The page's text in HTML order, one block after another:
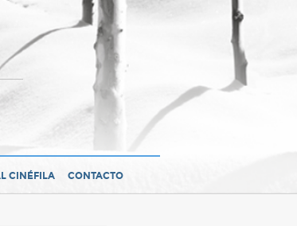
CINÉFILA CONTACTO